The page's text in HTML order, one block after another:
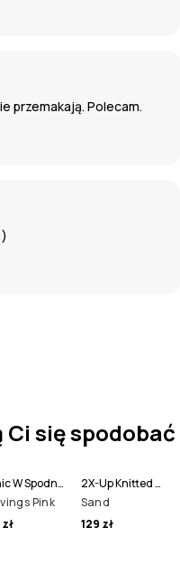
przemakają. Polecam.
się spodobać
Iconic W Spodnie Snowboardowe Kobiety
Pink
2X-Up Knitted Ochraniacze na Twarz
Sand
129 zł